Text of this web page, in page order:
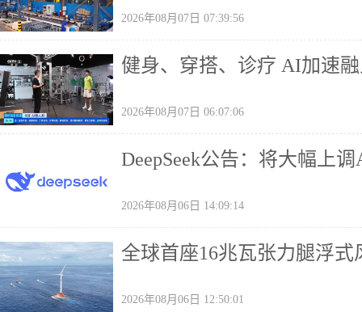
2026年08月07日 07:39:56
健身、穿搭、诊疗 AI加速
2026年08月07日 06:07:06
DeepSeek公告：将大幅上
2026年08月06日 14:09:14
全球首座16兆瓦张力腿浮
2026年08月06日 12:50:01